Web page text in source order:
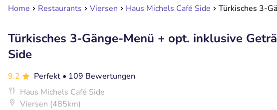
Home Restaurants Viersen Haus Michels Café Side Türkisches 3-
Türkisches 3-Gänge-Menü + opt. inklusive
Side
9.2 Perfekt • 109 Bewertungen
Haus Michels Café Side
Viersen (485km)